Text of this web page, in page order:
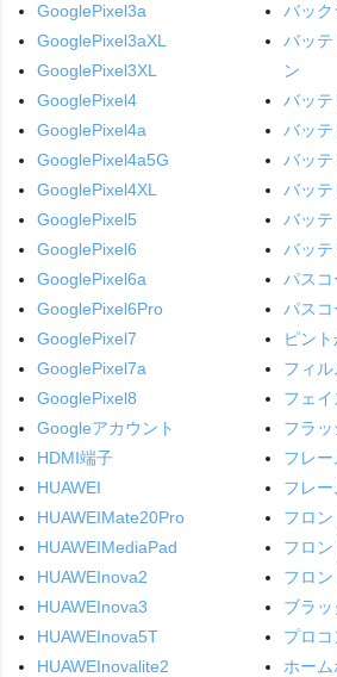
GooglePixel3a
GooglePixel3aXL
GooglePixel3XL
GooglePixel4
GooglePixel4a
GooglePixel4a5G
GooglePixel4XL
GooglePixel5
GooglePixel6
GooglePixel6a
GooglePixel6Pro
GooglePixel7
GooglePixel7a
GooglePixel8
Googleアカウント
HDMI端子
HUAWEI
HUAWEIMate20Pro
HUAWEIMediaPad
HUAWEInova2
HUAWEInova3
HUAWEInova5T
HUAWEInovalite2
バック
バッテ
ン
バッテ
バッ
バッ
バッテ
バッ
バッ
パスコ
パスコ
ピン
フィ
フェイ
フラ
フレー
フレ
フロ
フロン
フロ
ブラッ
プロコ
ホー